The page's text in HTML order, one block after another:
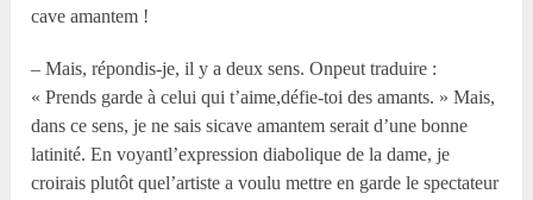
cave amantem !
– Mais, répondis-je, il y a deux sens. Onpeut traduire :
« Prends garde à celui qui t’aime,défie-toi des amants. » Mais,
dans ce sens, je ne sais sicave amantem serait d’une bonne
latinité. En voyantl’expression diabolique de la dame, je
croirais plutôt quel’artiste a voulu mettre en garde le spectateur